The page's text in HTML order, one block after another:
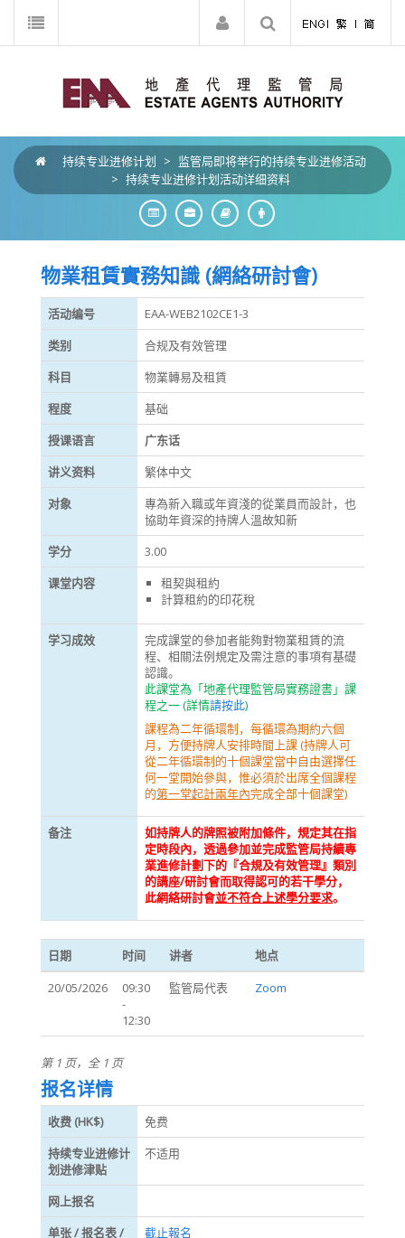
持续专业进修计划 > 监管局即将举行的持续专业进修活动
> 持续专业进修计划活动详细资料
物業租賃實務知識 (網絡研討會)
活动编号
EAA-WEB2102CE1-3
类别
合规及有效管理
科目
物業轉易及租賃
程度
基础
授课语言
广东话
讲义资料
繁体中文
对象
專為新入職或年資淺的從業員而設計，也
協助年資深的持牌人溫故知新
学分
3.00
课堂内容
租契與租約
計算租約的印花稅
学习成效
完成課堂的參加者能夠對物業租賃的流
程、相關法例規定及需注意的事項有基礎
認識。
此課堂為「地產代理監管局實務證書」課
程之一 (詳情請按此)
課程為二年循環制，每循環為期約六個
月，方便持牌人安排時間上課 (持牌人可
從二年循環制的十個課堂當中自由選擇任
何一堂開始參與，惟必須於出席全個課程
的第一堂起計兩年內完成全部十個課堂)
备注
如持牌人的牌照被附加條件，規定其在指
定時段內，透過參加並完成監管局持續專
業進修計劃下的『合規及有效管理』類別
的講座/研討會而取得認可的若干學分，
此網絡研討會並不符合上述學分要求。
日期 时间 讲者
地点
20/05/2026
09:30
-
12:30
監管局代表 Zoom
第 1 页，全 1 页
报名详情
收费 (HK$)
免费
持续专业进修计
划进修津贴
不适用
网上报名
单张 / 报名表 /
截止報名